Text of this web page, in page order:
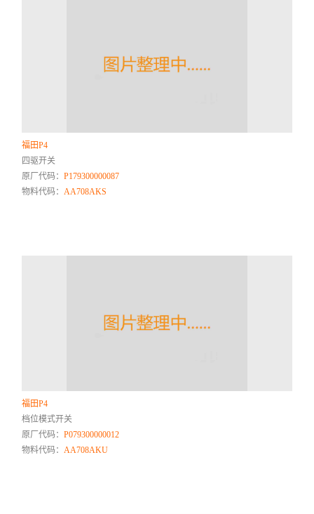
福田P4
四驱开关
原厂代码：P179300000087
物料代码： AA708AKS
福田P4
档位模式开关
原厂代码：P079300000012
物料代码： AA708AKU